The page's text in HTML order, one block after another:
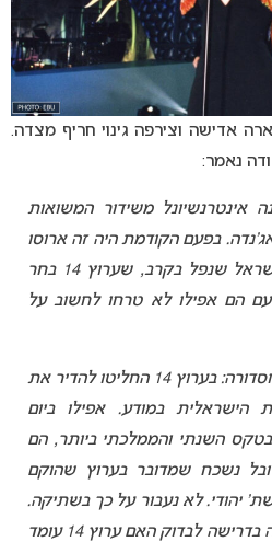
אדישה וצירפה גינוי חריף מצדה.
נאמר:
אינטרנשיונל משידור המשואות
– זו אג’נדה. בפעם הקודמת היה זה ארוסו
ז”ל, גיבור ישראל שנפל בקרב, שערוץ 14 בחר
הם אפילו לא טרחו לחשוב על
זה מעיד על מדיניות רשמית וסדורה: בערוץ 14 החליטו להדיר את
הישראלית במודע. אפילו ביום
השנתי והממלכתי ביותר, הם
נשכח שמדובר בערוץ שהוקם
יהודי. לא נעבור על כך בשתיקה.
נפנה למועצת הרשות השנייה בדרישה לבדוק האם ערוץ 14 עומד